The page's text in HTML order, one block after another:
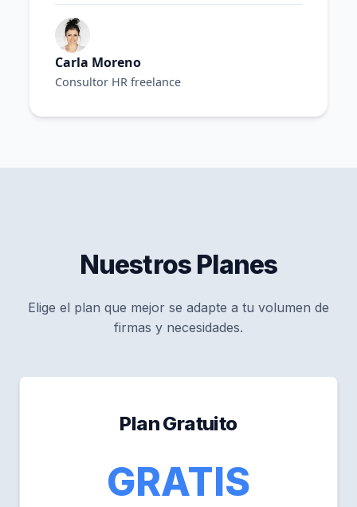
Carla Moreno
Consultor HR freelance
Nuestros Planes
Elige el plan que mejor se adapte a tu volumen de
firmas y necesidades.
Plan Gratuito
GRATIS